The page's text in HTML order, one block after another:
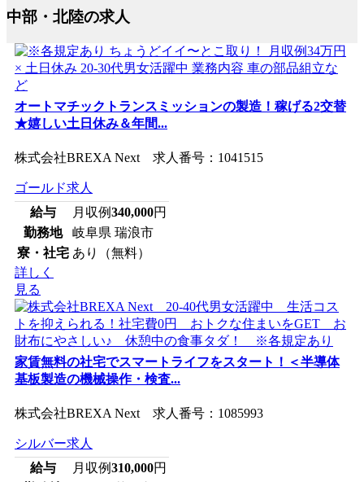
中部・北陸の求人
オートマチックトランスミッションの製造！稼げる2交替
★嬉しい土日休み＆年間...
株式会社BREXA Next 求人番号：1041515
ゴールド求人
給与
月収例340,000円
勤務地
岐阜県 瑞浪市
寮・社宅 あり（無料）
詳しく
見る
家賃無料の社宅でスマートライフをスタート！＜半導体
基板製造の機械操作・検査...
株式会社BREXA Next 求人番号：1085993
シルバー求人
給与
月収例310,000円